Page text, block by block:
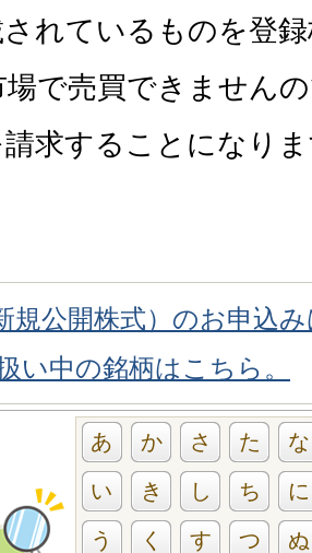
れているものを登
場で売買できません
求することになり
規公開株式）のお申込
い中の銘柄はこちら。
あ か さ た な
い き し ち に
う く す つ ぬ